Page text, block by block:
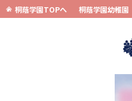
桐蔭学園TOPへ 桐蔭学園幼稚園